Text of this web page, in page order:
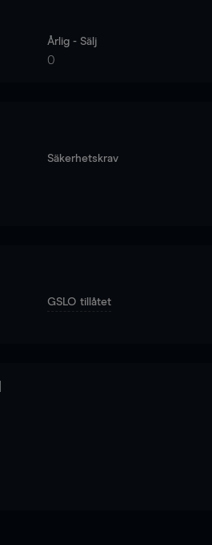
Årlig - Sälj
0
Säkerhetskrav
GSLO tillåtet